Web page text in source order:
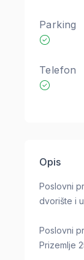
Parking
Telefon
Opis
Poslovni
dvorište i
Poslovni
Prizemlje